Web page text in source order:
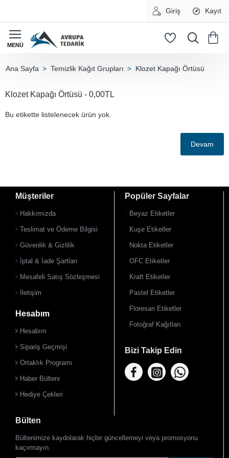
Giriş Kayıt
Temizlik Kağıt Grupları Klozet Kapağı Örtüsü
Klozet Kapağı Örtüsü - 0,00TL
Bu etikette listelenecek ürün yok.
Devam
Müşteriler
Hakkımızda
Teslimat ve Ödeme Bilgisi
Güvenlik & Gizlilik
İptal & İade Şartları
Mesafeli Satış Sözleşmesi
İletişim
Hesabım
Hesabım
Sipariş Geçmişi
Ortaklık Programı
Haber Bülteni
Hediye Çekleri
Popüler Sayfalar
Beyaz Etiketler
Kuşe Etiketler
Nokta Etiketler
OFC Etiketler
Kraft Etiketler
Pastel Etiketler
Floresan Etiketler
Fotoğraf Kağıtları
Bizi Takip Edin
Bülten
Bültenimize kaydolarak hiçbir güncellemeyi veya promosyonu
kaçırmayın.